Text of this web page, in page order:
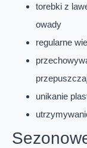
torebki z
owady
regularne
unikanie